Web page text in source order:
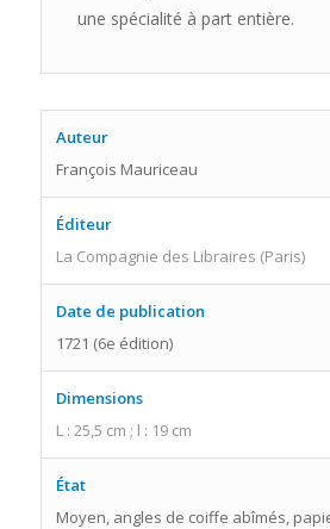
une spécialité à part entière.
Auteur
François Mauriceau
Éditeur
La Compagnie des Libraires (Paris)
Date de publication
1721 (6e édition)
Dimensions
L : 25,5 cm ; l : 19 cm
État
Moyen, angles de coiffe abîmés,